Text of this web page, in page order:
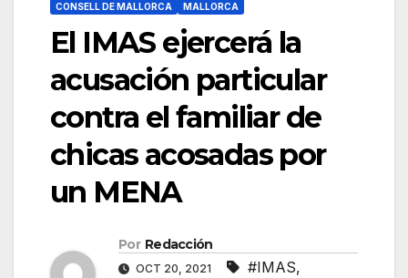
CONSELL DE MALLORCA MALLORCA
El IMAS ejercerá la
acusación particular
contra el familiar de
chicas acosadas por
un MENA
Por Redacción
OCT 20, 2021 #IMAS,